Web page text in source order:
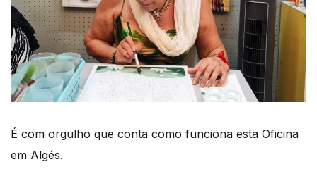
É com orgulho que conta como funciona esta Oficina
em Algés.